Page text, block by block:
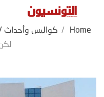
Home
/ كواليس وأحداث